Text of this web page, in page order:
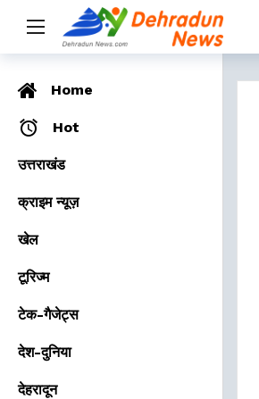
Home
Hot
उत्तराखंड
क्राइम न्यूज़
खेल
टूरिज्म
टेक-गैजेट्स
देश-दुनिया
देहरादून